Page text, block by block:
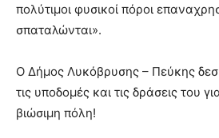
πολύτιμοι φυσικοί πόροι
σπαταλώνται».
Ο Δήμος Λυκόβρυσης – Πεύκης
τις υποδομές και τις δράσεις του
βιώσιμη πόλη!